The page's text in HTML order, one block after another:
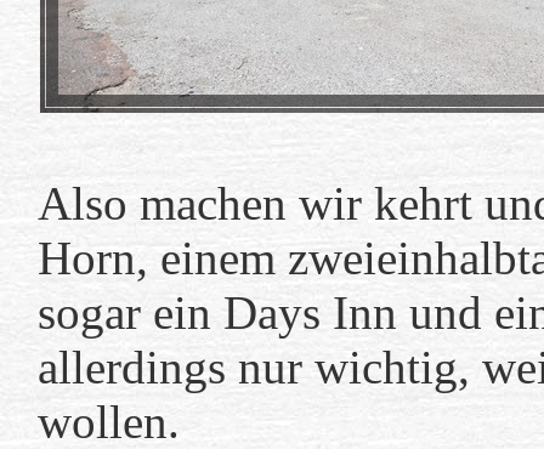
Also machen wir kehrt
Horn, einem
sogar ein Days Inn und
allerdings nur wichtig,
wollen.